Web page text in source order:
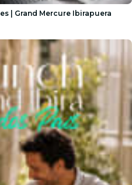
| Grand Mercure Ibirapuera